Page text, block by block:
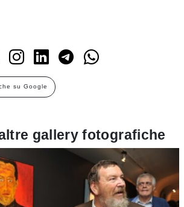
su Google
gallery fotografiche